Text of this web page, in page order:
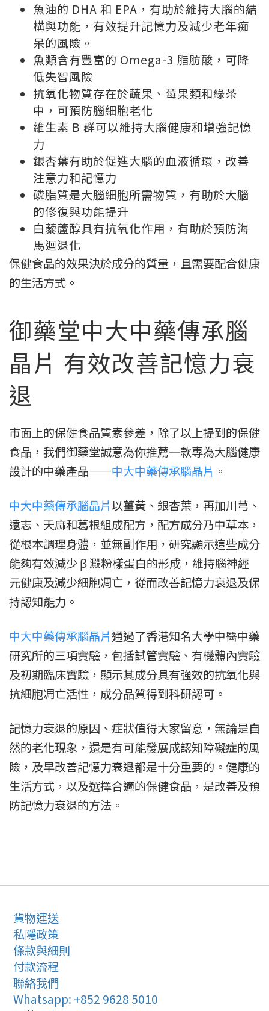
魚油的 DHA 和 EPA，有助於維持大腦的結
構與功能，有效提升記憶力及減少老年痴
呆的風險。
魚類含有豐富的 Omega-3 脂肪酸，可降
低失智風險
抗氧化物質存在於蔬果、莓果類和綠茶
中，可預防腦細胞老化
維生素 B 群可以維持大腦健康和增強記憶
力
銀杏葉有助於促進大腦的血液循環，改善
注意力和記憶力
磷脂質是大腦細胞所需物質，有助於大腦
的修復與功能提升
白藜蘆醇具有抗氧化作用，有助於預防海
馬迴退化
保健食品的效果決於成分的質量，且需要配合健康
的生活方式。
御藥堂中大中藥傳承腦
晶片 有效改善記憶力衰
退
市面上的保健食品質素參差，除了以上提到的保健
食品，我們御藥堂誠意為你推薦一款專為大腦健康
設計的中藥產品——中大中藥傳承腦晶片 。
中大中藥傳承腦晶片以薑黃、銀杏葉，再加川芎、
遠志、天麻和葛根組成配方，配方成分乃中草本，
從根本調理身體，並無副作用，研究顯示這些成分
能夠有效減少 β 澱粉樣蛋白的形成，維持腦神經
元健康及減少細胞凋亡，從而改善記憶力衰退及保
持認知能力。
中大中藥傳承腦晶片通過了香港知名大學中醫中藥
研究所的三項實驗，包括試管實驗、有機體內實驗
及初期臨床實驗，顯示其成分具有強效的抗氧化與
抗細胞凋亡活性，成分品質得到科研認可。
記憶力衰退的原因、症狀值得大家留意，無論是自
然的老化現象，還是有可能發展成認知障礙症的風
險，及早改善記憶力衰退都是十分重要的。健康的
生活方式，以及選擇合適的保健食品，是改善及預
防記憶力衰退的方法。
貨物運送
私隱政策
條款與細則
付款流程
聯絡我們
Whatsapp: +852 9628 5010